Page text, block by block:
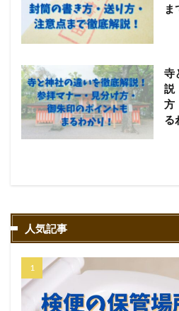
ま
寺
説
方
る
人気記事